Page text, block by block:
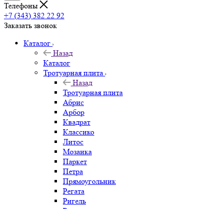
Телефоны
+7 (343) 382 22 92
Заказать звонок
Каталог
Назад
Каталог
Тротуарная плита
Назад
Тротуарная плита
Абрис
Арбор
Квадрат
Классико
Литос
Мозаика
Паркет
Петра
Прямоугольник
Регата
Ригель